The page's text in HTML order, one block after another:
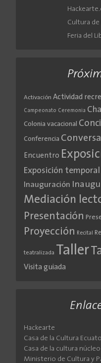
Cultura de
Feria del
Activación Actividad
Campeonato Ceremonia
Colonia vacacional
Conferencia
Encuentro
Exposición temporal
Inauguración
Mediación
Presentación
Proyección Recital
teatralizada Taller
Visita guiada
Hackearte
Casa de la Cultura
Casa de la cultura
Ministerio de Cultura y